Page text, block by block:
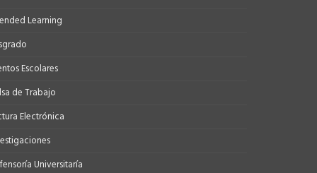
Learning
Escolares
de Trabajo
Electrónica
Universitaría